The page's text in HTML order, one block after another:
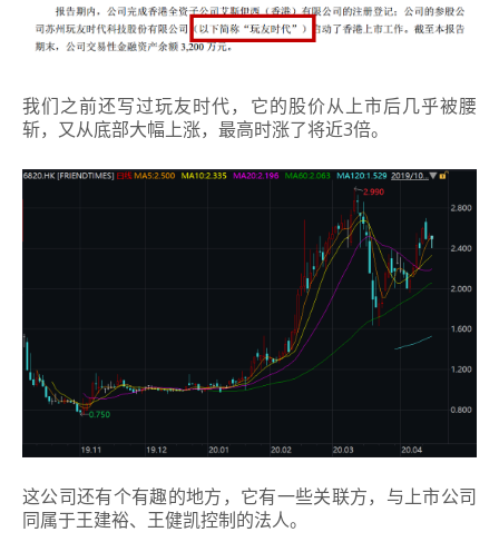
我们之前还写过玩友时代，它的股价从上市后几乎被腰
斩，又从底部大幅上涨，最高时涨了将近3倍。
这公司还有个有趣的地方，它有一些关联方，与上市公司
同属于王建裕、王健凯控制的法人。